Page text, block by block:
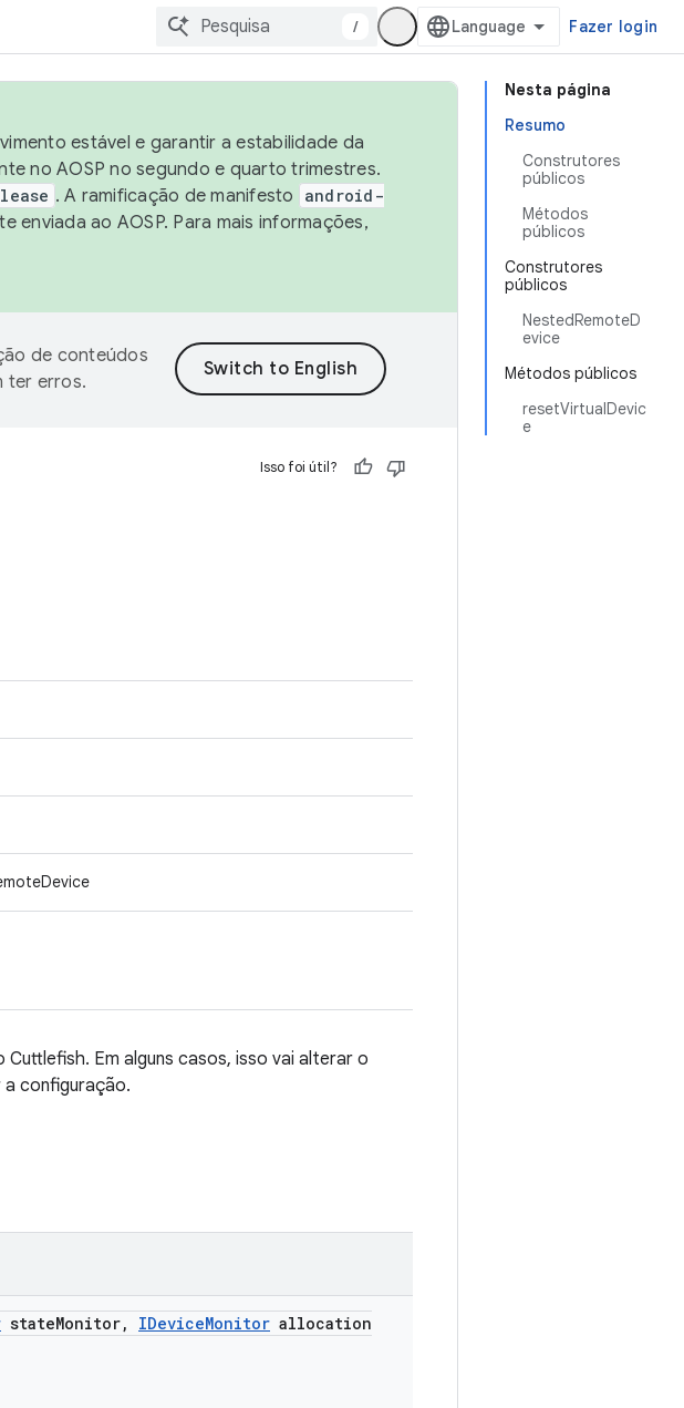
/ Fazer login
Nesta página
Resumo
Construtores
públicos
Métodos
públicos
Construtores
públicos
NestedRemoteD
evice
Métodos públicos
resetVirtualDevic
e
estável e garantir a estabilidade da
no AOSP no segundo e quarto trimestres.
. A ramificação de manifesto
android-
enviada ao AOSP. Para mais informações,
de conteúdos
ter erros.
Isso foi útil?
Em alguns casos, isso vai alterar o
configuração.
stateMonitor, IDeviceMonitor allocation